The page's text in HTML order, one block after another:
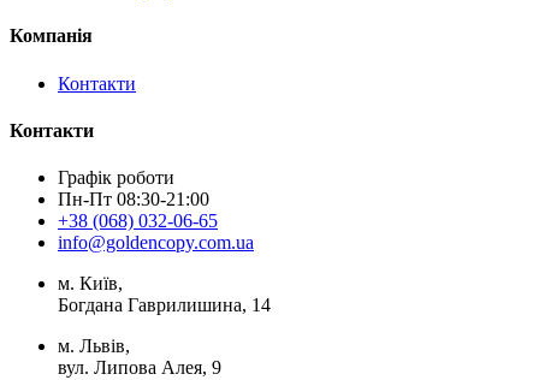
Компанія
Контакти
Контакти
Графік роботи
Пн-Пт 08:30-21:00
+38 (068) 032-06-65
info@goldencopy.com.ua
м. Київ,
Богдана Гаврилишина, 14
м. Львів,
вул. Липова Алея, 9